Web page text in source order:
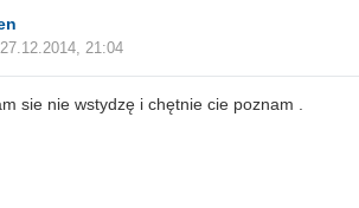
27.12.2014, 21:04
sie nie wstydzę i chętnie cie poznam .